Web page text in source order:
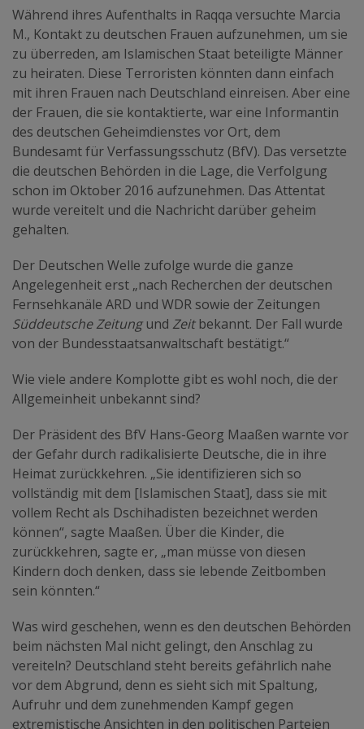
Während ihres Aufenthalts in Raqqa versuchte Marcia
M., Kontakt zu deutschen Frauen aufzunehmen, um sie
zu überreden, am Islamischen Staat beteiligte Männer
zu heiraten. Diese Terroristen könnten dann einfach
mit ihren Frauen nach Deutschland einreisen. Aber eine
der Frauen, die sie kontaktierte, war eine Informantin
des deutschen Geheimdienstes vor Ort, dem
Bundesamt für Verfassungsschutz (BfV). Das versetzte
die deutschen Behörden in die Lage, die Verfolgung
schon im Oktober 2016 aufzunehmen. Das Attentat
wurde vereitelt und die Nachricht darüber geheim
gehalten.
Der Deutschen Welle zufolge wurde die ganze
Angelegenheit erst „nach Recherchen der deutschen
Fernsehkanäle ARD und WDR sowie der Zeitungen
Süddeutsche Zeitungund Zeitbekannt. Der Fall wurde
von der Bundesstaatsanwaltschaft bestätigt.“
Wie viele andere Komplotte gibt es wohl noch, die der
Allgemeinheit unbekannt sind?
Der Präsident des BfV Hans-Georg Maaßen warnte vor
der Gefahr durch radikalisierte Deutsche, die in ihre
Heimat zurückkehren. „Sie identifizieren sich so
vollständig mit dem [Islamischen Staat], dass sie mit
vollem Recht als Dschihadisten bezeichnet werden
können“, sagte Maaßen. Über die Kinder, die
zurückkehren, sagte er, „man müsse von diesen
Kindern doch denken, dass sie lebende Zeitbomben
sein könnten.“
Was wird geschehen, wenn es den deutschen Behörden
beim nächsten Mal nicht gelingt, den Anschlag zu
vereiteln? Deutschland steht bereits gefährlich nahe
vor dem Abgrund, denn es sieht sich mit Spaltung,
Aufruhr und dem zunehmenden Kampf gegen
extremistische Ansichten in den politischen Parteien